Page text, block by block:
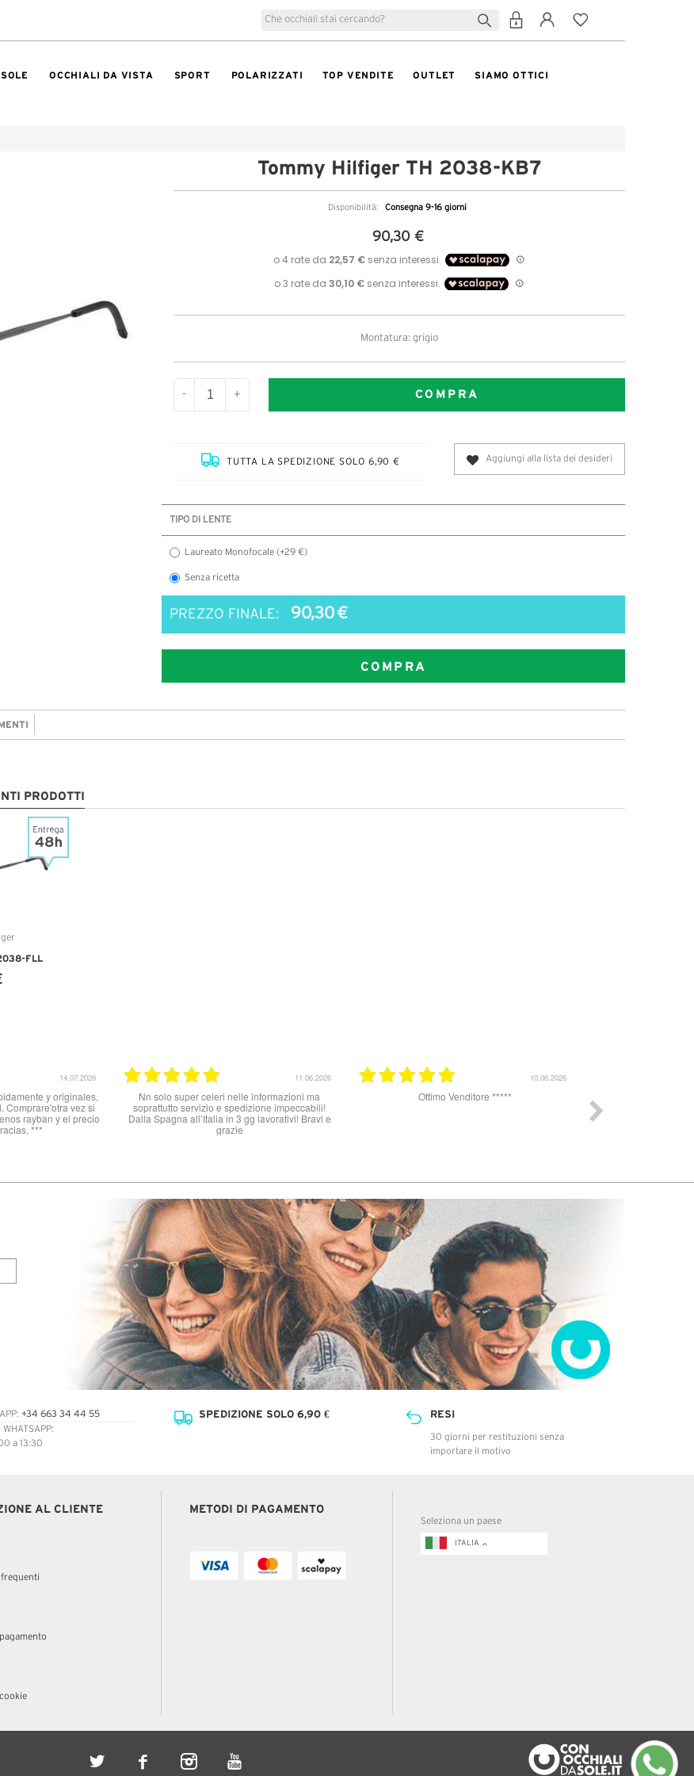
OCCHIALI DA VISTA SPORT POLARIZZATI TOP VENDITE OUTLET SIAMO OTTICI
Tommy Hilfiger TH 2038-KB7
Disponibilità: Consegna 9-16 giorni
90,30 €
Montatura: grigio
- + COMPRA
TUTTA LA SPEDIZIONE SOLO 6,90 € Aggiungi alla lista dei desideri
TIPO DI LENTE
Laureato Monofocale (+29 €)
Senza ricetta
PREZZO FINALE: 90,30 €
COMPRA
PRODOTTI
FLL
Buon prodotto, tutto ok
Ottimo sito per acquistare occhiali da sole. Un
pochino lenta la spedizione, ho ricevuto gli
occhiali dopo 8 giorni ma sul sito veniva
+34 663 34 44 55
a 13:30
SPEDIZIONE SOLO 6,90 € RESI
30 giorni per restituzioni senza
importare il motivo
AL CLIENTE
frequenti
METODI DI PAGAMENTO
Seleziona un paese
ITALIA